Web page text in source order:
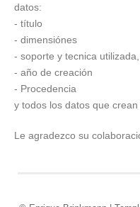
datos:
- título
- dimensiónes
- soporte y tecnica utilizada,
- año de creación
- Procedencia
y todos los datos que crean
Le agradezco su